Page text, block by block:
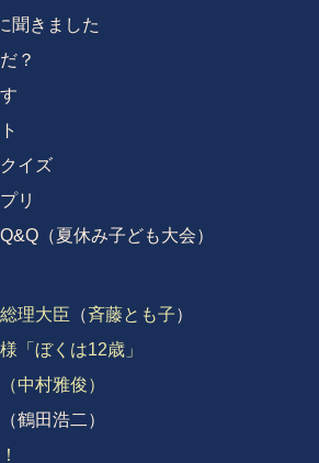
聞きました
？
イズ
リ
（夏休み子ども大会）
理大臣 （斉藤とも子）
「ぼくは12歳」
中村雅俊）
（鶴田浩二）